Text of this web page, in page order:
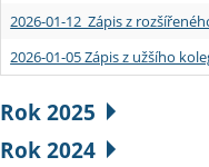
2026-01-12 Zápis z
2026-01-05 Zápis z užšího
Rok 2025
Rok 2024